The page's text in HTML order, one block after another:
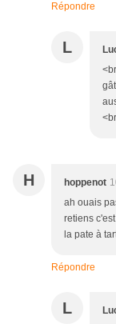
Répondre
L
H hoppenot
ah ouais
retiens
la pate à
Répondre
L